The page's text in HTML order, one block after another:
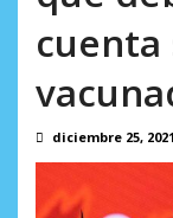
apagones y
agosto 6,
cuenta
diciembre 25, 2021